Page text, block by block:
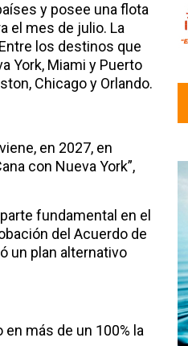
y posee una flota
el mes de julio. La
los destinos que
York, Miami y Puerto
Chicago y Orlando.
en 2027, en
con Nueva York”,
fundamental en el
del Acuerdo de
un plan alternativo
en más de un 100% la